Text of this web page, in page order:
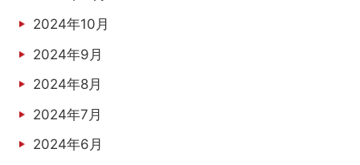
2024年10月
2024年9月
2024年8月
2024年7月
2024年6月